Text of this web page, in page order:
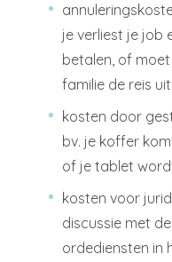
je verliest je job
betalen, of
familie de reis
kosten door
bv. je koffer
of je tablet
kosten voor
discussie met
ordediensten in